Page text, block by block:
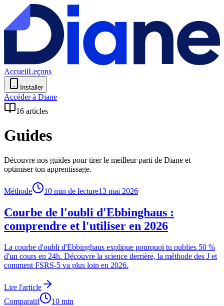
AccueilLeçons
Installer
Accéder à Diane
16 articles
Guides
Découvre nos guides pour tirer le meilleur parti de Diane et
optimiser ton apprentissage.
Méthode 10 min de lecture13 mai 2026
Courbe de l'oubli d'Ebbinghaus :
comprendre et l'utiliser en 2026
La courbe d'oubli d'Ebbinghaus explique pourquoi tu oublies 50 %
d'un cours en 24h. Découvre la science derrière, la méthode des J et
comment FSRS-5 va plus loin en 2026.
Lire l'article
Comparatif
10 min